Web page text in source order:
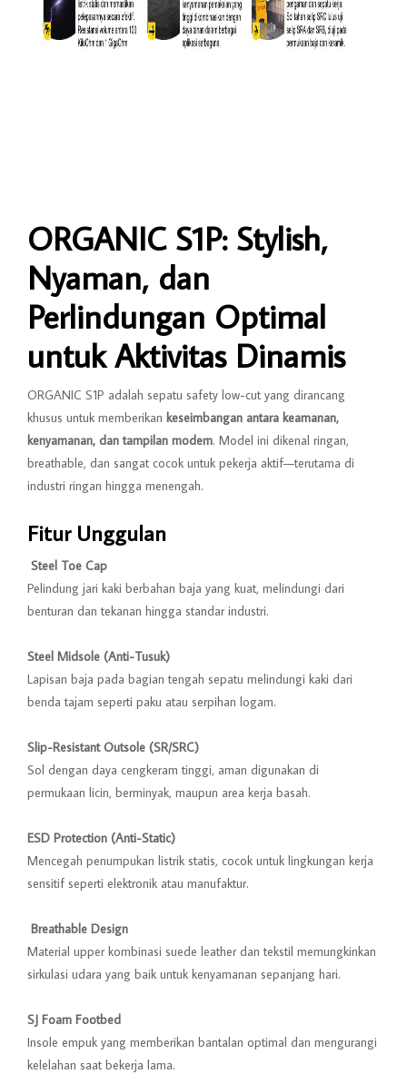
ORGANIC S1P: Stylish,
Nyaman, dan
Perlindungan Optimal
untuk Aktivitas Dinamis
ORGANIC S1P adalah sepatu safety low-cut yang dirancang
khusus untuk memberikan keseimbangan antara keamanan,
kenyamanan, dan tampilan modern. Model ini dikenal ringan,
breathable, dan sangat cocok untuk pekerja aktif—terutama di
industri ringan hingga menengah.
Fitur Unggulan
️ Steel Toe Cap
Pelindung jari kaki berbahan baja yang kuat, melindungi dari
benturan dan tekanan hingga standar industri.
Steel Midsole (Anti-Tusuk)
Lapisan baja pada bagian tengah sepatu melindungi kaki dari
benda tajam seperti paku atau serpihan logam.
Slip-Resistant Outsole (SR/SRC)
Sol dengan daya cengkeram tinggi, aman digunakan di
permukaan licin, berminyak, maupun area kerja basah.
ESD Protection (Anti-Static)
Mencegah penumpukan listrik statis, cocok untuk lingkungan kerja
sensitif seperti elektronik atau manufaktur.
️ Breathable Design
Material upper kombinasi suede leather dan tekstil memungkinkan
sirkulasi udara yang baik untuk kenyamanan sepanjang hari.
SJ Foam Footbed
Insole empuk yang memberikan bantalan optimal dan mengurangi
kelelahan saat bekerja lama.